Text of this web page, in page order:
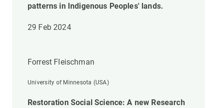
patterns in Indigenous Peoples' lands.
29 Feb 2024
Forrest Fleischman
University of Minnesota (USA)
Restoration Social Science: A new Research